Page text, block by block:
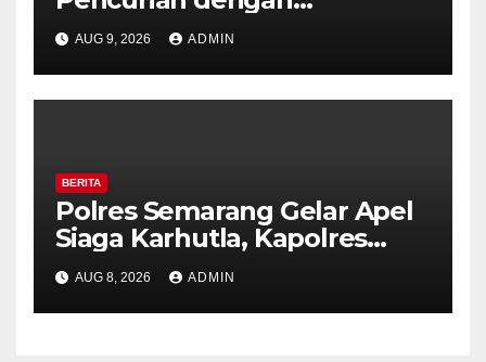
Kekerasan di Counter HP
Royal Phone Ambarawa.
AUG 9, 2026 ADMIN
BERITA
Polres Semarang Gelar Apel
Siaga Karhutla, Kapolres
Tekankan Sinergi dan
Kesiapsiagaan Hadapi Musim
Kemarau.
AUG 8, 2026 ADMIN